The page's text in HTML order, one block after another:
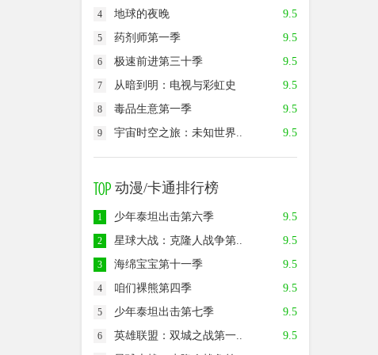
9.5
4
地球的夜晚
9.5
5
药剂师第一季
9.5
6
极速前进第三十季
9.5
7
从暗到明：电视与彩虹史
9.5
8
毒品生意第一季
9.5
9 宇宙时空之旅：未知世界..
动漫/卡通排行榜
9.5
1
少年泰坦出击第六季
9.5
2
星球大战：克隆人战争第..
9.5
3
海绵宝宝第十一季
9.5
4
咱们裸熊第四季
9.5
5
少年泰坦出击第七季
9.5
6
英雄联盟：双城之战第一..